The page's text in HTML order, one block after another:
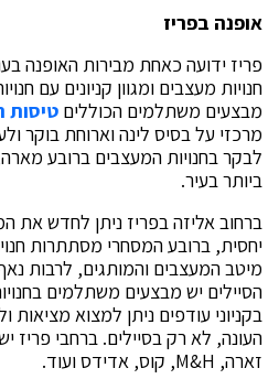
אופנה בפריז
פריז ידועה כאחת מבירות האופנה
חנויות מעצבים ומגוון קניונים עם
מבצעים משתלמים הכוללים טיסות
מרכזי על בסיס לינה וארוחת בוקר
לבקר בחנויות המעצבים ברובע
ביותר בעיר.
ברחוב אליזה בפריז ניתן לחדש את
יחסית, ברובע המסחרי מסתתרות
מיטב המעצבים והמותגים, לרבות
הסיילים יש מבצעים משתלמים
בקניוני עודפים ניתן למצוא מציאות
העונה, לא רק בסיילים. ברחבי פריז
זארה, M&H, קוס, אדידס ועוד.